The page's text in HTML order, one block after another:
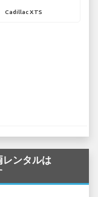
Cadillac XTS
ンタルは